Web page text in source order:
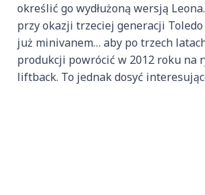
określić go wydłużoną wersją
przy okazji trzeciej generacji Toledo
już minivanem… aby po trzech
produkcji powrócić w 2012 roku na
liftback. To jednak dosyć